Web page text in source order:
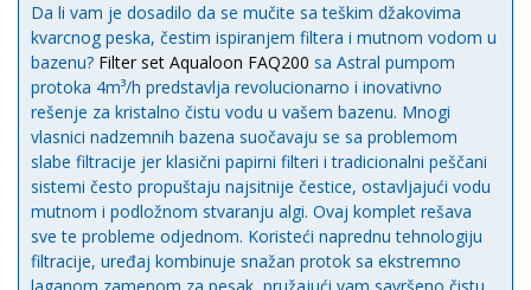
Da li vam je dosadilo da se mučite sa teškim džakovima
kvarcnog peska, čestim ispiranjem filtera i mutnom vodom u
bazenu? Filter set Aqualoon FAQ200 sa Astral pumpom
protoka 4m³/h predstavlja revolucionarno i inovativno
rešenje za kristalno čistu vodu u vašem bazenu. Mnogi
vlasnici nadzemnih bazena suočavaju se sa problemom
slabe filtracije jer klasični papirni filteri i tradicionalni peščani
sistemi često propuštaju najsitnije čestice, ostavljajući vodu
mutnom i podložnom stvaranju algi. Ovaj komplet rešava
sve te probleme odjednom. Koristeći naprednu tehnologiju
filtracije, uređaj kombinuje snažan protok sa ekstremno